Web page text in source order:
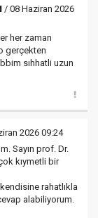
/ 08 Haziran 2026
her zaman
gerçekten
sıhhatli uzun
2026 09:24
Sayın prof. Dr.
kıymetli bir
rahatlıkla
alabiliyorum.